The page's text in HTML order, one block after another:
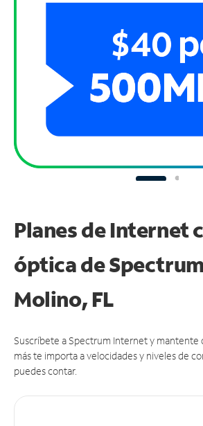
Planes de Internet
óptica de
Molino, FL
Suscríbete a Spectrum Internet y mantente
más te importa a velocidades y niveles de
puedes contar.